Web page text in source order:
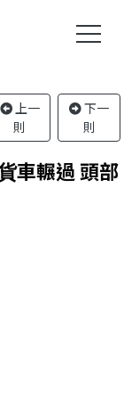
上一
則
下一
則
車輾過 頭部